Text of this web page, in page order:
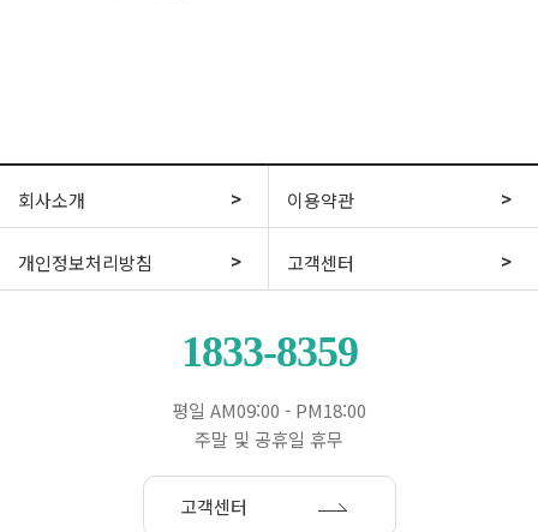
회사소개 이용약관
개인정보처리방침 고객센터
1833-8359
평일 AM09:00 - PM18:00
주말 및 공휴일 휴무
고객센터